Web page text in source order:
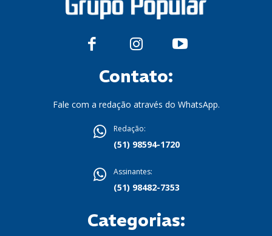
Contato:
Fale com a redação através do WhatsApp.
Redação:
(51) 98594-1720
Assinantes:
(51) 98482-7353
Categorias: